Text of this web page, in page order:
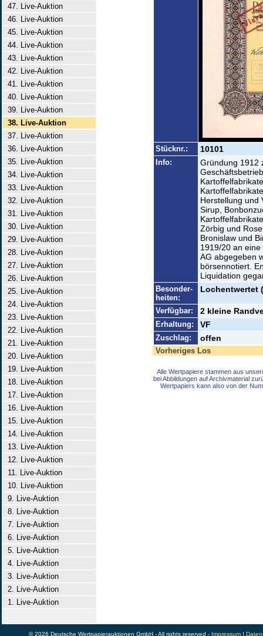
47. Live-Auktion
46. Live-Auktion
45. Live-Auktion
44. Live-Auktion
43. Live-Auktion
42. Live-Auktion
41. Live-Auktion
40. Live-Auktion
39. Live-Auktion
38. Live-Auktion
37. Live-Auktion
36. Live-Auktion
35. Live-Auktion
34. Live-Auktion
33. Live-Auktion
32. Live-Auktion
31. Live-Auktion
30. Live-Auktion
29. Live-Auktion
28. Live-Auktion
27. Live-Auktion
26. Live-Auktion
25. Live-Auktion
24. Live-Auktion
23. Live-Auktion
22. Live-Auktion
21. Live-Auktion
20. Live-Auktion
19. Live-Auktion
18. Live-Auktion
17. Live-Auktion
16. Live-Auktion
15. Live-Auktion
14. Live-Auktion
13. Live-Auktion
12. Live-Auktion
11. Live-Auktion
10. Live-Auktion
9. Live-Auktion
8. Live-Auktion
7. Live-Auktion
6. Live-Auktion
5. Live-Auktion
4. Live-Auktion
3. Live-Auktion
2. Live-Auktion
1. Live-Auktion
Stücknr.: 10101
Info:
Gründung 1912
Herstellung und
Sirup,
Zörbig und
Bronislaw und
1919/20 an
AG abgegeben
börsennotiert.
Liquidation
Besonder-
heiten:
Lochentwertet
Verfügbar: 2 kleine
Erhaltung: VF
Zuschlag: offen
Vorheriges Los
Alle Wertpapiere stammen aus
bei Abbildungen auf Archivmaterial
Wertpapiers kann also von der
© 2026 Deutsche Wertpapierauktionen GmbH - All rights reserved - Impressum|